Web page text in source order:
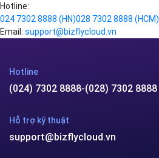
Hotline:
024 7302 8888 (HN)028 7302 8888 (HCM)
Email: support@bizflycloud.vn
Hotline
(024) 7302 8888-(028) 7302 8888
Hỗ trợ kỹ thuật
support@bizflycloud.vn